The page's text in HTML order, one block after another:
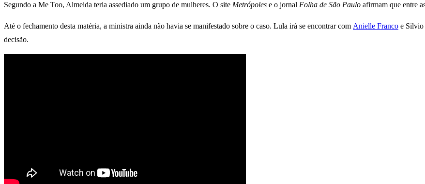
Segundo a Me Too, Almeida teria assediado um grupo de mulheres. O site Metrópoles e o jornal Folha de São Paulo afirmam que entre
Até o fechamento desta matéria, a ministra ainda não havia se manifestado sobre o caso. Lula irá se encontrar com Anielle Franco e Silvio
decisão.